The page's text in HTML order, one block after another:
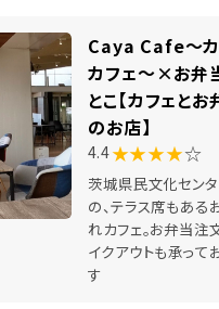
Caya Cafe～
カフェ～×お弁
とこ【カフェとお
のお店】
4.4★★★★☆
茨城県民文化セン
の、テラス席もある
れカフェ。お弁当注
イクアウトも承って
す